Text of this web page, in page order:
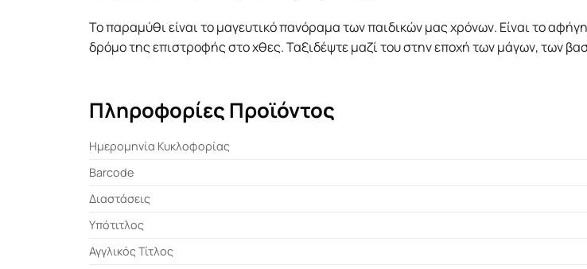
Το παραµύθι είναι το µαγευτικό πανόραµα των παιδικών µας χρόνων. Είναι το
δρόµο της επιστροφής στο χθες. Ταξιδέψτε µαζί του στην εποχή των µάγων, των
Πληροφορίες Προϊόντος
Ημερομηνία Κυκλοφορίας
Barcode
Διαστάσεις
Υπότιτλος
Αγγλικός Τίτλος